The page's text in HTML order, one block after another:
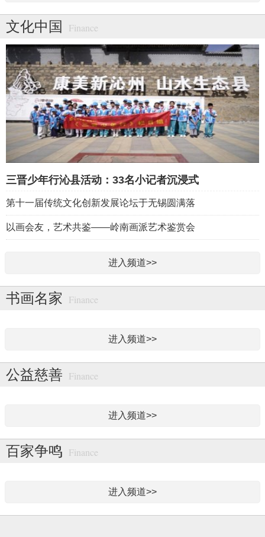
文化中国 Finance
三晋少年行沁县活动：33名小记者沉浸式
第十一届传统文化创新发展论坛于无锡圆满落
以画会友，艺术共鉴——岭南画派艺术鉴赏会
进入频道>>
书画名家 Finance
进入频道>>
公益慈善 Finance
进入频道>>
百家争鸣 Finance
进入频道>>